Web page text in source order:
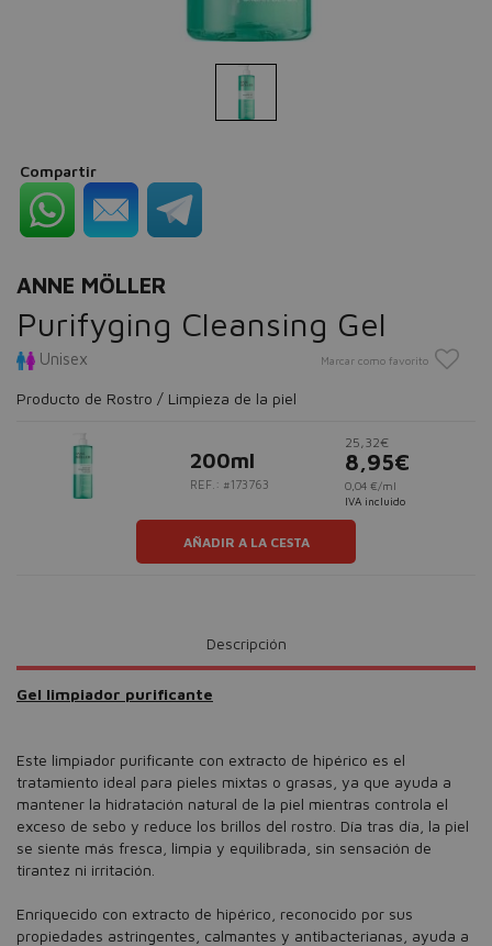
Compartir
ANNE MÖLLER
Purifyging Cleansing Gel
Unisex Marcar como favorito
Producto de Rostro / Limpieza de la piel
200ml
REF.: #173763
25,32€
8,95€
0,04 €/ml
IVA incluido
AÑADIR A LA CESTA
Descripción
Gel limpiador purificante
Este limpiador purificante con extracto de hipérico es el
tratamiento ideal para pieles mixtas o grasas, ya que ayuda a
mantener la hidratación natural de la piel mientras controla el
exceso de sebo y reduce los brillos del rostro. Día tras día, la piel
se siente más fresca, limpia y equilibrada, sin sensación de
tirantez ni irritación.
Enriquecido con extracto de hipérico, reconocido por sus
propiedades astringentes, calmantes y antibacterianas, ayuda a